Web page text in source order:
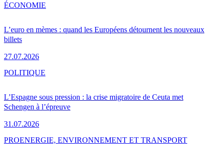
L’euro en mèmes : quand les Européens détournent les nouveaux
billets
27.07.2026
ÉCONOMIE
L’Espagne sous pression : la crise migratoire de Ceuta met
Schengen à l’épreuve
31.07.2026
POLITIQUE
PROENERGIE, ENVIRONNEMENT ET TRANSPORT